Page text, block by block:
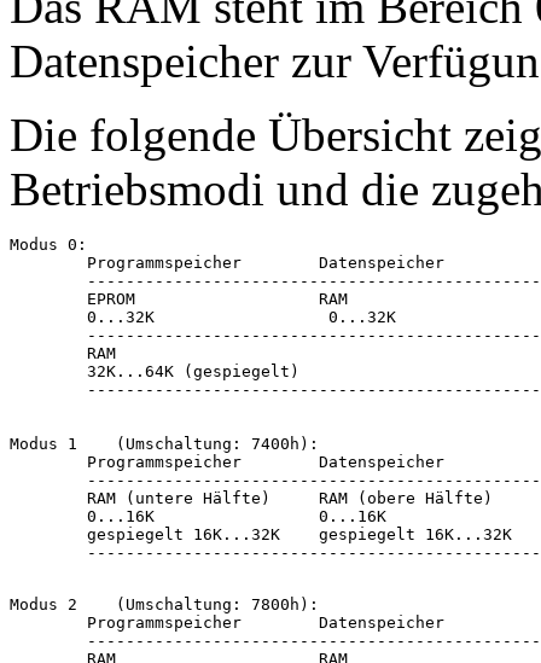
Datenspeicher zur
Die folgende Übersicht
Betriebsmodi und die
Modus 0:
        Programmspeicher        Datenspeicher
        EPROM                   RAM
        0...32K                  0...32K
        RAM
        32K...64K (gespiegelt)
Modus 1    (Umschaltung: 7400h):
        Programmspeicher        Datenspeicher
        RAM (untere Hälfte)     RAM (obere Hälfte)
        0...16K                 0...16K
        gespiegelt 16K...32K    gespiegelt 16K...32K
Modus 2    (Umschaltung: 7800h):
        Programmspeicher        Datenspeicher
        RAM                     RAM